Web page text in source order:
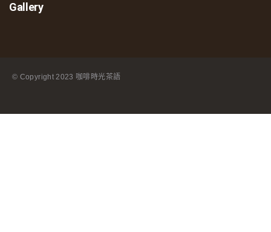
Gallery
© Copyright2023 咖啡時光茶語